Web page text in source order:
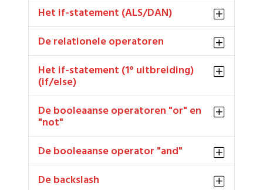
Het if-statement (ALS/DAN)
De relationele operatoren
Het if-statement (1° uitbreiding)
(if/else)
De booleaanse operatoren "or" en
"not"
De booleaanse operator "and"
De backslash